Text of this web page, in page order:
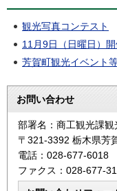
観光写真コンテスト
11月9日（日曜日）
芳賀町観光イベント
お問い合わせ
部署名：商工観光課観
〒321-3392 栃木県芳
電話：028-677-6018
ファクス：028-677-